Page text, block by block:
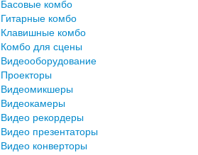
Басовые комбо
Гитарные комбо
Клавишные комбо
Комбо для сцены
Видеооборудование
Проекторы
Видеомикшеры
Видеокамеры
Видео рекордеры
Видео презентаторы
Видео конверторы